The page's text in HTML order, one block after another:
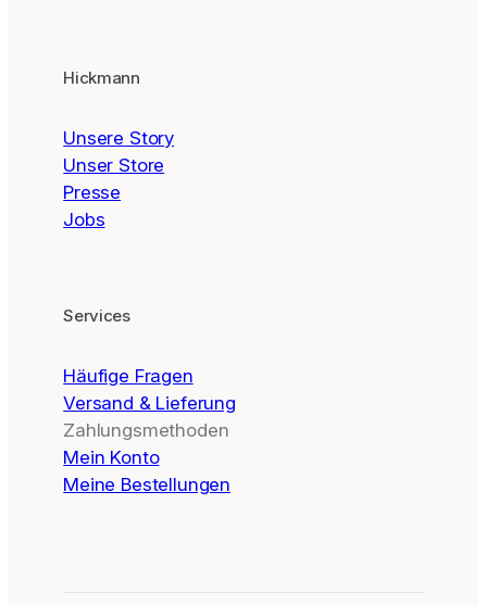
Hickmann
Unsere Story
Unser Store
Presse
Jobs
Services
Häufige Fragen
Versand & Lieferung
Zahlungsmethoden
Mein Konto
Meine Bestellungen